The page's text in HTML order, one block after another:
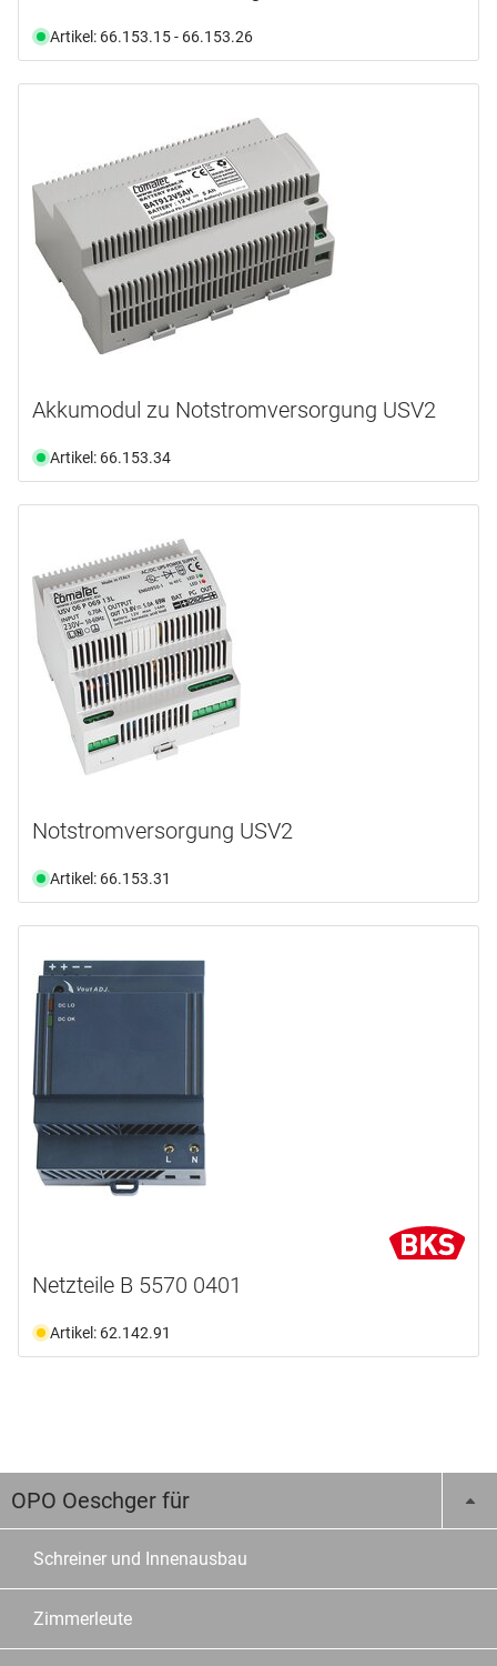
Artikel: 66.153.15 - 66.153.26
Akkumodul zu Notstromversorgung USV2
Artikel: 66.153.34
Notstromversorgung USV2
Artikel: 66.153.31
Netzteile B 5570 0401
Artikel: 62.142.91
OPO Oeschger für
Schreiner und Innenausbau
Zimmerleute